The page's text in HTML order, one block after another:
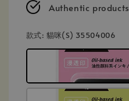
Authentic products
款式: 貓咪(S) 35504006